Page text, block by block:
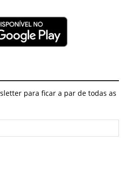
para ficar a par de todas as